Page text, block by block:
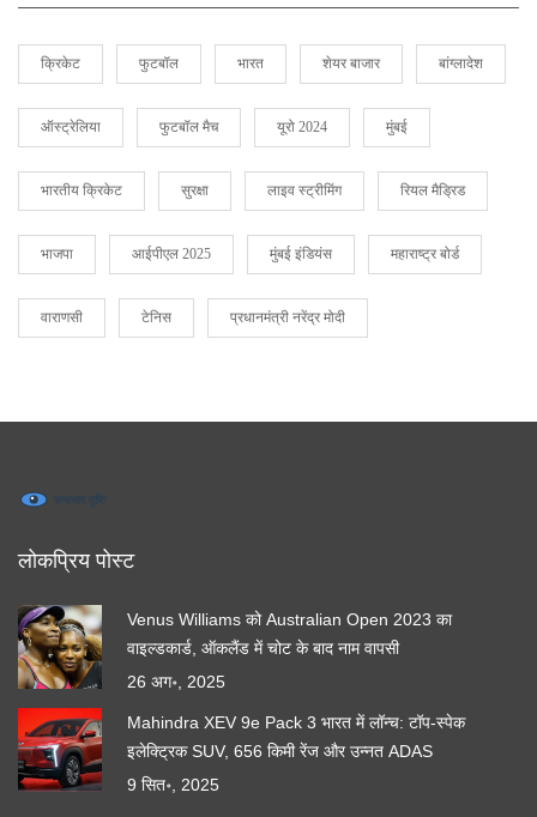
क्रिकेट फुटबॉल भारत शेयर बाजार बांग्लादेश
ऑस्ट्रेलिया फुटबॉल मैच यूरो 2024 मुंबई
भारतीय क्रिकेट सुरक्षा लाइव स्ट्रीमिंग रियल मैड्रिड
भाजपा आईपीएल 2025 मुंबई इंडियंस महाराष्ट्र बोर्ड
वाराणसी टेनिस प्रधानमंत्री नरेंद्र मोदी
लोकप्रिय पोस्ट
Venus Williams को Australian Open 2023 का
वाइल्डकार्ड, ऑकलैंड में चोट के बाद नाम वापसी
26 अग॰, 2025
Mahindra XEV 9e Pack 3 भारत में लॉन्च: टॉप-स्पेक
इलेक्ट्रिक SUV, 656 किमी रेंज और उन्नत ADAS
9 सित॰, 2025